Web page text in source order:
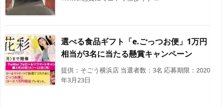
選べる食品ギフト「e.ごっつお便」1万円
相当が3名に当たる懸賞キャンペーン
提供：そごう横浜店 当選者数：3名 応募期限：2020
年3月23日